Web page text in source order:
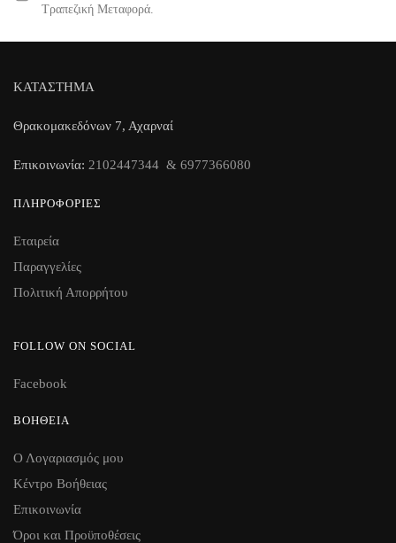
Τραπεζική Μεταφορά.
ΚΑΤΑΣΤΗΜΑ
Θρακομακεδόνων 7, Αχαρναί
Επικοινωνία: 2102447344 & 6977366080
ΠΛΗΡΟΦΟΡΊΕΣ
Εταιρεία
Παραγγελίες
Πολιτική Απορρήτου
FOLLOW ON SOCIAL
Facebook
ΒΟΉΘΕΙΑ
Ο Λογαριασμός μου
Κέντρο Βοήθειας
Επικοινωνία
Όροι και Προϋποθέσεις